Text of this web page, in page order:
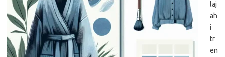
laj
ah
i
tr
en